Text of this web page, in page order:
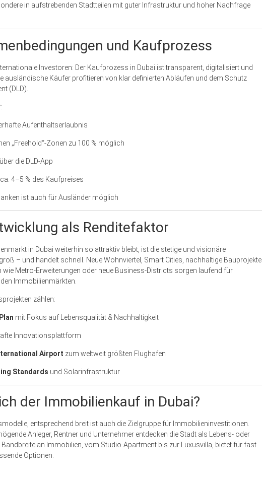
in aufstrebenden Stadtteilen mit guter Infrastruktur und hoher Nachfrage
und Kaufprozess
Investoren: Der Kaufprozess in Dubai ist transparent, digitalisiert und
ausländische Käufer profitieren von klar definierten Abläufen und dem Schutz
(DLD).
Aufenthaltserlaubnis
„Freehold“-Zonen zu 100 % möglich
die DLD-App
4–5 % des Kaufpreises
ist auch für Ausländer möglich
als Renditefaktor
in Dubai weiterhin so attraktiv bleibt, ist die stetige und visionäre
– und handelt schnell. Neue Wohnviertel, Smart Cities, nachhaltige Bauprojekte
Metro-Erweiterungen oder neue Business-Districts sorgen laufend für
Immobilienmärkten.
zählen:
mit Fokus auf Lebensqualität & Nachhaltigkeit
Innovationsplattform
Airport zum weltweit größten Flughafen
Standards und Solarinfrastruktur
der Immobilienkauf in Dubai?
entsprechend breit ist auch die Zielgruppe für Immobilieninvestitionen.
Anleger, Rentner und Unternehmer entdecken die Stadt als Lebens- oder
an Immobilien, vom Studio-Apartment bis zur Luxusvilla, bietet für fast
Optionen.